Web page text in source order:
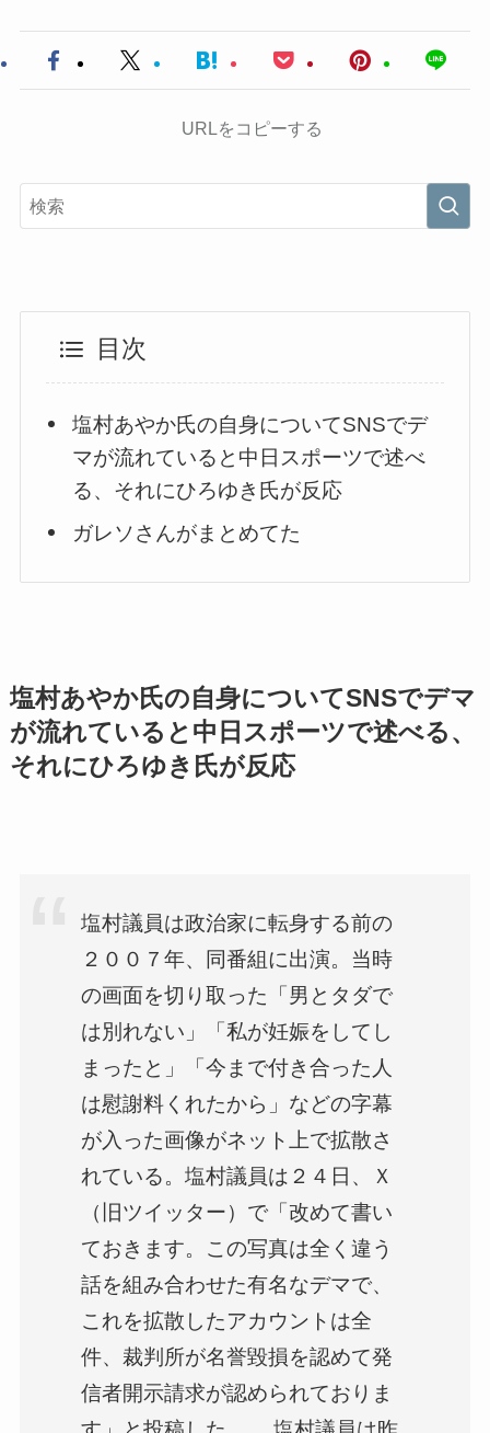
URLをコピーする
目次
塩村あやか氏の自身についてSNSでデ
マが流れていると中日スポーツで述べ
る、それにひろゆき氏が反応
ガレソさんがまとめてた
塩村あやか氏の自身についてSNSでデマ
が流れていると中日スポーツで述べる、
それにひろゆき氏が反応
塩村議員は政治家に転身する前の
２００７年、同番組に出演。当時
の画面を切り取った「男とタダで
は別れない」「私が妊娠をしてし
まったと」「今まで付き合った人
は慰謝料くれたから」などの字幕
が入った画像がネット上で拡散さ
れている。塩村議員は２４日、Ｘ
（旧ツイッター）で「改めて書い
ておきます。この写真は全く違う
話を組み合わせた有名なデマで、
これを拡散したアカウントは全
件、裁判所が名誉毀損を認めて発
信者開示請求が認められておりま